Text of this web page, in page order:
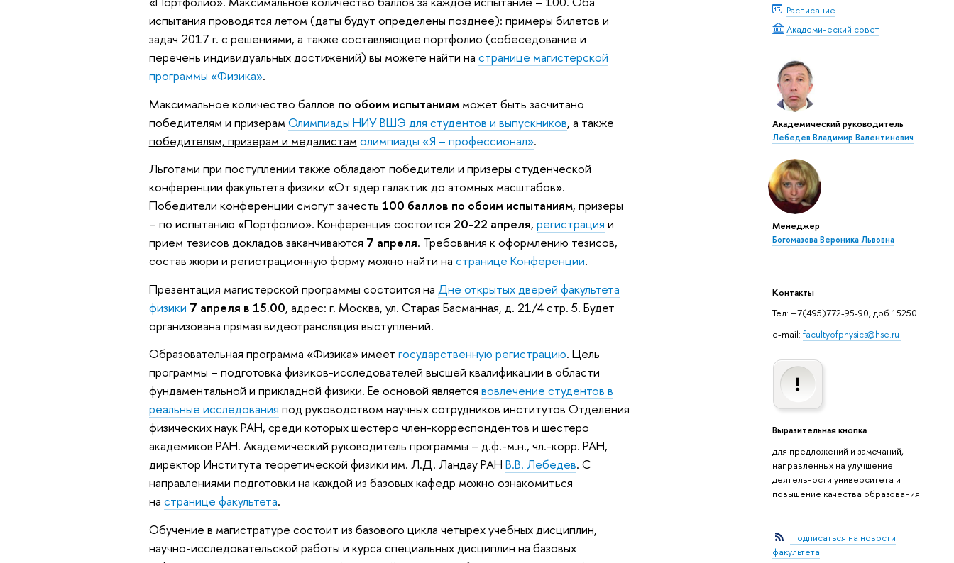
Расписание
Академический совет
Академический руководитель
Лебедев Владимир Валентинович
Менеджер
Богомазова Вероника Львовна
Контакты
Тел: +7(495)772-95-90, доб.15250
e-mail: facultyofphysics@hse.ru
Выразительная кнопка
для предложений и замечаний,
направленных на улучшение
деятельности университета и
повышение качества образования
Подписаться на новости
факультета
испытания проводятся летом (даты будут определены позднее): примеры билетов и
задач 2017 г. с решениями, а также составляющие портфолио (собеседование и
перечень индивидуальных достижений) вы можете найти на странице магистерской
программы «Физика».
Максимальное количество баллов по обоим испытаниямможет быть засчитано
победителям и призерам Олимпиады НИУ ВШЭ для студентов и выпускников, а также
победителям, призерам и медалистам олимпиады «Я – профессионал».
Льготами при поступлении также обладают победители и призеры студенческой
конференции факультета физики «От ядер галактик до атомных масштабов».
Победители конференции смогут зачесть 100 баллов по обоим испытаниям, призеры
– по испытанию «Портфолио». Конференция состоится 20-22 апреля, регистрация и
прием тезисов докладов заканчиваются 7 апреля. Требования к оформлению тезисов,
состав жюри и регистрационную форму можно найти на странице Конференции.
Презентация магистерской программы состоится на Дне открытых дверей факультета
физики 7 апреля в 15.00, адрес: г. Москва, ул. Старая Басманная, д. 21/4 стр. 5. Будет
организована прямая видеотрансляция выступлений.
Образовательная программа «Физика» имеет государственную регистрацию. Цель
программы – подготовка физиков-исследователей высшей квалификации в области
фундаментальной и прикладной физики. Ее основой является вовлечение студентов в
реальные исследования под руководством научных сотрудников институтов Отделения
физических наук РАН, среди которых шестеро член-корреспондентов и шестеро
академиков РАН. Академический руководитель программы – д.ф.-м.н., чл.-корр. РАН,
директор Института теоретической физики им. Л.Д. Ландау РАН В.В. Лебедев. С
направлениями подготовки на каждой из базовых кафедр можно ознакомиться
на странице факультета.
Обучение в магистратуре состоит из базового цикла четырех учебных дисциплин,
научно-исследовательской работы и курса специальных дисциплин на базовых